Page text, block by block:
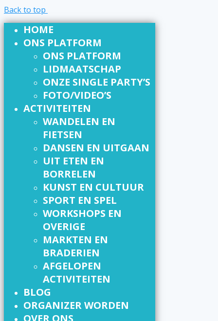
Back to top
HOME
ONS PLATFORM
ONS PLATFORM
LIDMAATSCHAP
ONZE SINGLE PARTY’S
FOTO/VIDEO’S
ACTIVITEITEN
WANDELEN EN
FIETSEN
DANSEN EN UITGAAN
UIT ETEN EN
BORRELEN
KUNST EN CULTUUR
SPORT EN SPEL
WORKSHOPS EN
OVERIGE
MARKTEN EN
BRADERIEN
AFGELOPEN
ACTIVITEITEN
BLOG
ORGANIZER WORDEN
OVER ONS